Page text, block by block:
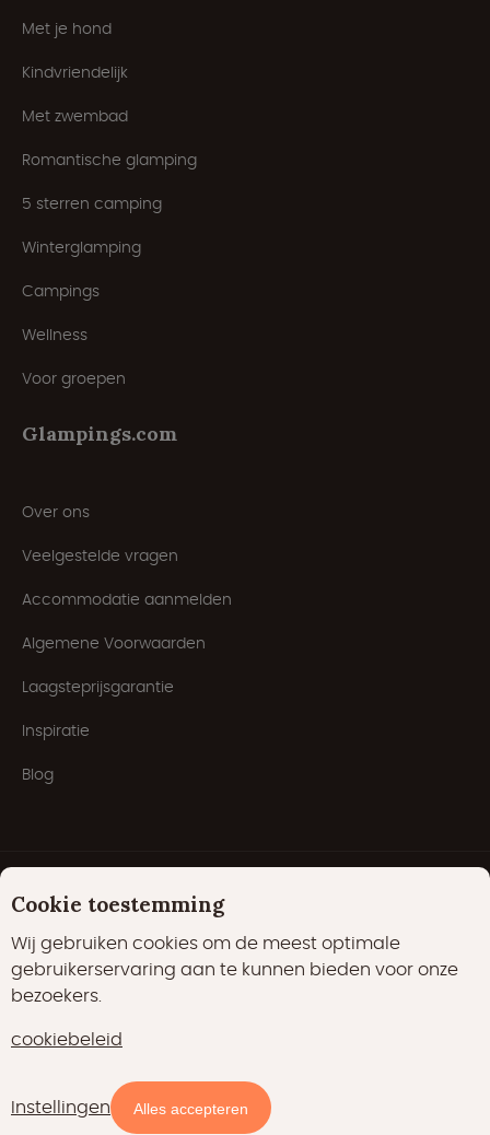
Kaart
Met je hond
Kindvriendelijk
Met zwembad
Romantische glamping
5 sterren camping
Winterglamping
Campings
Wellness
Voor groepen
Glampings.com
Over ons
Veelgestelde vragen
Accommodatie aanmelden
Algemene Voorwaarden
Laagsteprijsgarantie
Inspiratie
Blog
Cookies
Cookie toestemming
Wij gebruiken cookies om de meest optimale
gebruikerservaring aan te kunnen bieden voor onze
bezoekers.
cookiebeleid
Instellingen Alles accepteren